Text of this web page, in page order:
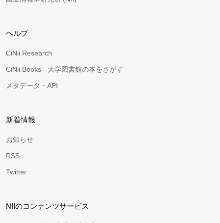
ヘルプ
CiNii Research
CiNii Books - 大学図書館の本をさがす
メタデータ・API
新着情報
お知らせ
RSS
Twitter
NIIのコンテンツサービス